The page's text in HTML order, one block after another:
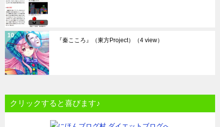
『秦こころ』（東方Project） （4 view）
クリックすると喜びます♪